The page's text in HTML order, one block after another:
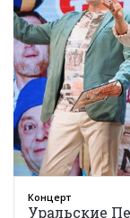
Концерт
Уральские